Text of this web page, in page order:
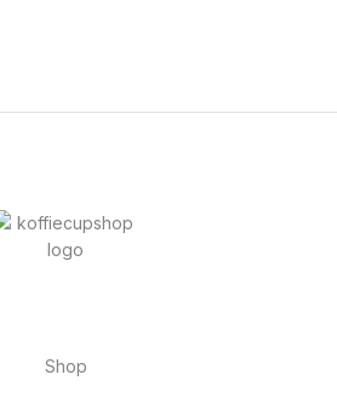
Shop